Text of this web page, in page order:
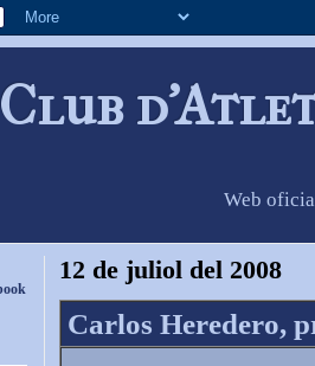
Club
Web
12 de juliol del 2008
Carlos Heredero,